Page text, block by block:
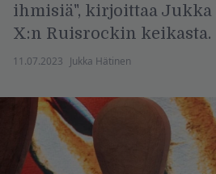
ihmisiä", kirjoittaa Jukka
X:n Ruisrockin keikasta.
11.07.2023 Jukka Hätinen